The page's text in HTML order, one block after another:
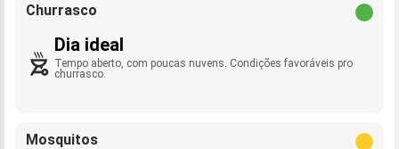
Churrasco
Dia ideal
Tempo aberto, com poucas nuvens. Condições favoráveis pro
churrasco.
Mosquitos